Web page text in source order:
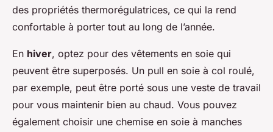
des propriétés thermorégulatrices, ce qui la rend
confortable à porter tout au long de l’année.
En hiver, optez pour des vêtements en soie qui
peuvent être superposés. Un pull en soie à col roulé,
par exemple, peut être porté sous une veste de travail
pour vous maintenir bien au chaud. Vous pouvez
également choisir une chemise en soie à manches